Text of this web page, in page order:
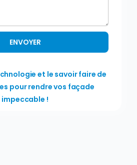
ENVOYER
et le savoir faire de
pour rendre vos façade
impeccable !